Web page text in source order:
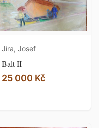
Jíra, Josef
Balt II
25 000 Kč